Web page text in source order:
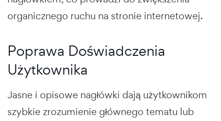
organicznego ruchu na stronie internetowej.
Poprawa Doświadczenia
Użytkownika
Jasne i opisowe nagłówki dają użytkownikom
szybkie zrozumienie głównego tematu lub